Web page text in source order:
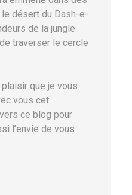
désert du Dash-e-
de la jungle
traverser le cercle
plaisir que je vous
vous cet
ce blog pour
l’envie de vous